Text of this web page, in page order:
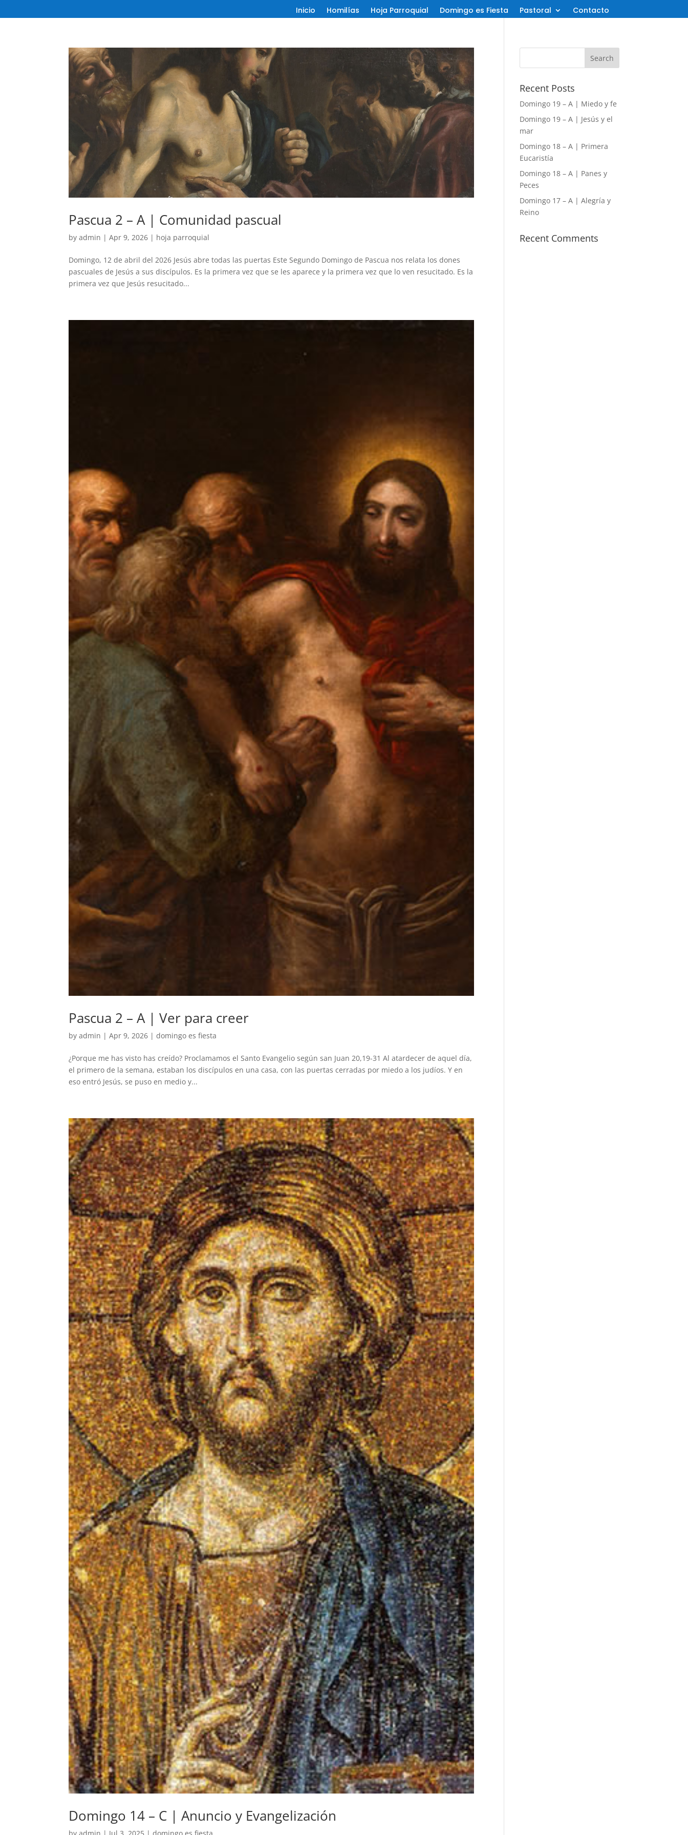
Inicio Homilías Hoja Parroquial Domingo es Fiesta Pastoral Contacto
Pascua 2 – A | Comunidad pascual
byadmin |Apr 9, 2026 | hoja parroquial
Domingo, 12 de abril del 2026 Jesús abre todas las puertas Este Segundo Domingo de Pascua nos relata los dones
pascuales de Jesús a sus discípulos. Es la primera vez que se les aparece y la primera vez que lo ven resucitado. Es la
primera vez que Jesús resucitado...
Pascua 2 – A | Ver para creer
byadmin |Apr 9, 2026 |domingo es fiesta
¿Porque me has visto has creído? Proclamamos el Santo Evangelio según san Juan 20,19-31 Al atardecer de aquel día,
el primero de la semana, estaban los discípulos en una casa, con las puertas cerradas por miedo a los judíos. Y en
eso entró Jesús, se puso en medio y...
Domingo 14 – C | Anuncio y Evangelización
Recent Posts
Domingo 19 – A | Miedo y fe
Domingo 19 – A | Jesús y el
mar
Domingo 18 – A | Primera
Eucaristía
Domingo 18 – A | Panes y
Peces
Domingo 17 – A | Alegría y
Reino
Recent Comments